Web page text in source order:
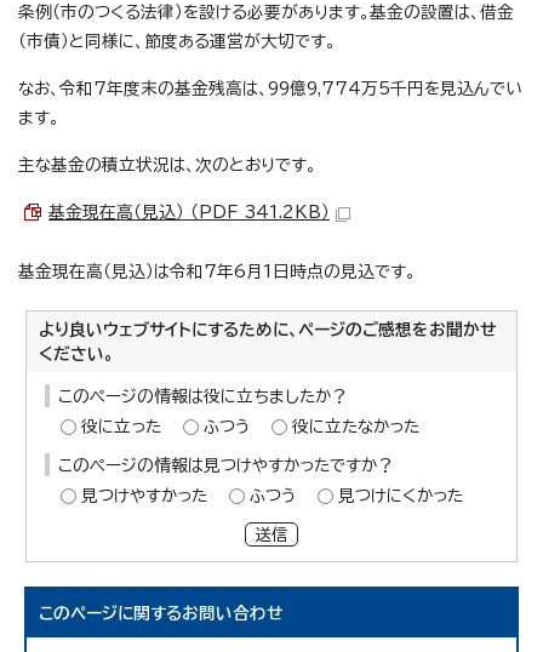
条例（市のつくる法律）を設ける必要があります。基金の設置は、借金
（市債）と同様に、節度ある運営が大切です。
なお、令和7年度末の基金残高は、99億9,774万5千円を見込んでい
ます。
主な基金の積立状況は、次のとおりです。
基金現在高（見込） （PDF 341.2KB）
基金現在高（見込）は令和7年6月1日時点の見込です。
より良いウェブサイトにするために、ページのご感想をお聞かせ
ください。
このページの情報は役に立ちましたか？
役に立った
ふつう 役に立たなかった
このページの情報は見つけやすかったですか？
見つけやすかった
ふつう 見つけにくかった
送信
このページに関するお問い合わせ